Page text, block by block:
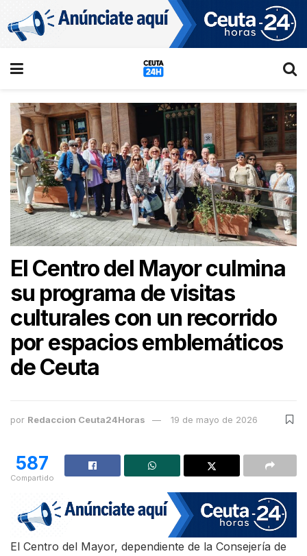
El Centro del Mayor culmina
su programa de visitas
culturales con un recorrido
por espacios emblemáticos
de Ceuta
por Redaccion Ceuta24Horas 19 de mayo de 2026
587
Compartido
El Centro del Mayor, dependiente de la Consejería de